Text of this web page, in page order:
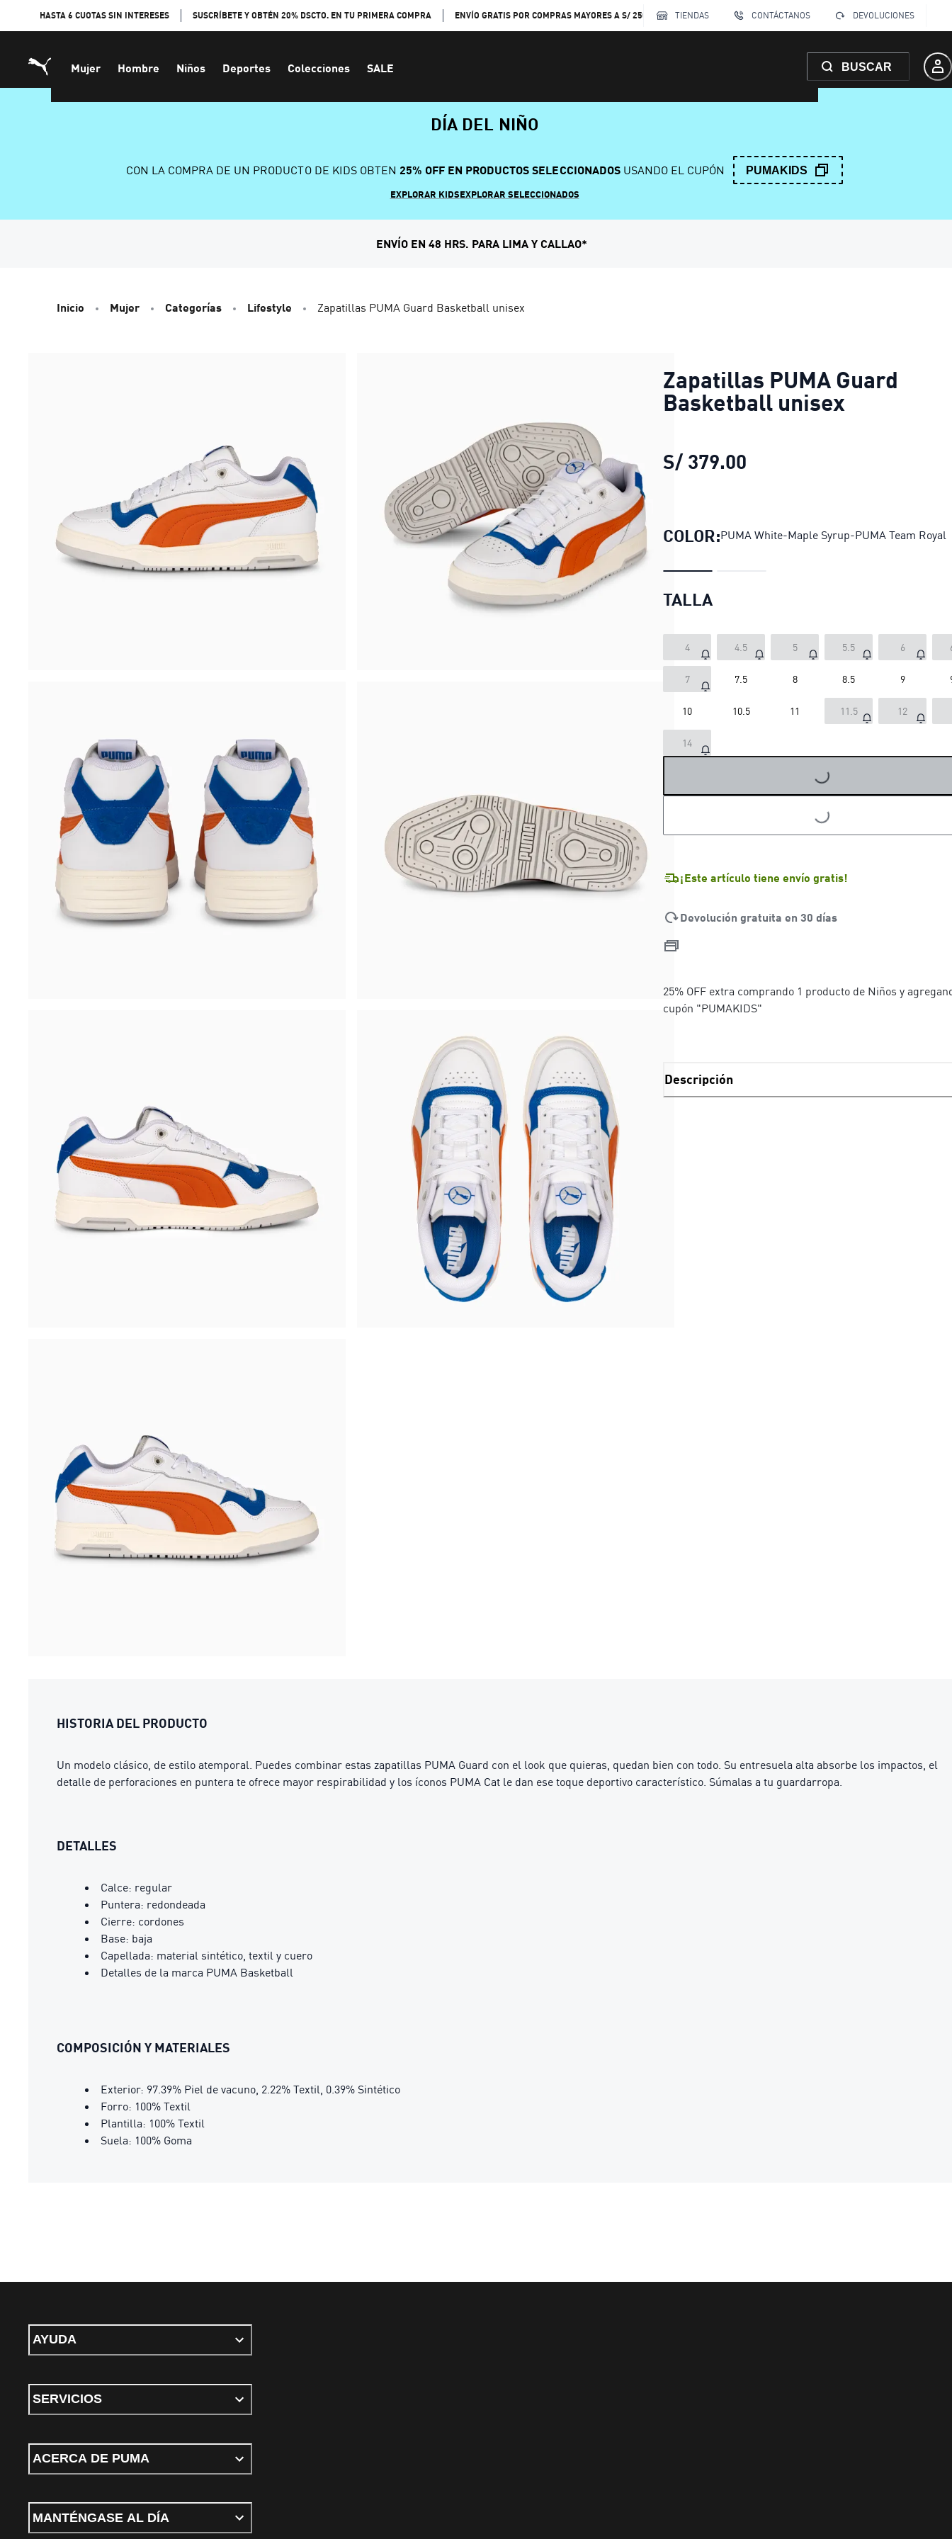
HASTA 6 CUOTAS SIN INTERESES SUSCRÍBETE Y OBTÉN 20% DSCTO. EN TU PRIMERA COMPRA ENVÍO GRATIS POR COMPRAS MAYORES A S/ 250 TIENDAS CONTÁCTANOS DEVOLUCIONES
Mujer Hombre Niños Deportes Colecciones SALE BUSCAR
DÍA DEL NIÑO
CON LA COMPRA DE UN PRODUCTO DE KIDS OBTEN 25% OFF EN PRODUCTOS SELECCIONADOSUSANDO EL CUPÓN PUMAKIDS
EXPLORAR KIDSEXPLORAR SELECCIONADOS
ENVÍO EN 48 HRS. PARA LIMA Y CALLAO*
Inicio Mujer Categorías Lifestyle Zapatillas PUMA Guard Basketball unisex
Zapatillas PUMA Guard
Basketball unisex
S/ 379.00
COLOR:PUMA White-Maple Syrup-PUMA Team Royal
TALLA
4 4.5 5 5.5 6
7 7.5 8 8.5 9
10 10.5 11 11.5 12
14
LOADING...
LOADING...
¡Este artículo tiene envío gratis!
Devolución gratuita en 30 días
25% OFF extra comprando 1 producto de Niños y
cupón "PUMAKIDS"
Descripción
HISTORIA DEL PRODUCTO
Un modelo clásico, de estilo atemporal. Puedes combinar estas zapatillas PUMA Guard con el look que quieras, quedan bien con todo. Su entresuela alta absorbe los impactos, el
detalle de perforaciones en puntera te ofrece mayor respirabilidad y los íconos PUMA Cat le dan ese toque deportivo característico. Súmalas a tu guardarropa.
DETALLES
Calce: regular
Puntera: redondeada
Cierre: cordones
Base: baja
Capellada: material sintético, textil y cuero
Detalles de la marca PUMA Basketball
COMPOSICIÓN Y MATERIALES
Exterior: 97.39% Piel de vacuno, 2.22% Textil, 0.39% Sintético
Forro: 100% Textil
Plantilla: 100% Textil
Suela: 100% Goma
AYUDA
SERVICIOS
ACERCA DE PUMA
MANTÉNGASE AL DÍA